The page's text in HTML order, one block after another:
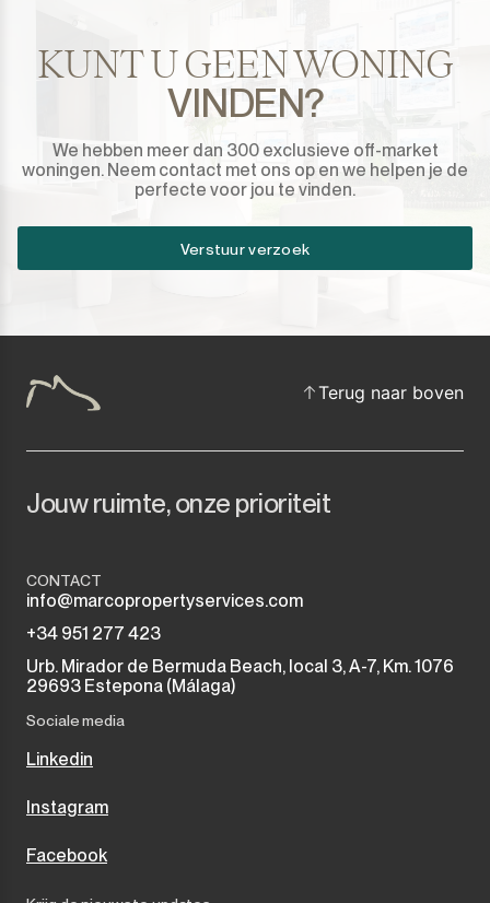
Valle Romano
Castellar de la Frontera
Jimena de la Frontera
Tarifa
KUNT U GEEN WONING
VINDEN?
We hebben meer dan 300 exclusieve off-market
woningen. Neem contact met ons op en we helpen je de
perfecte voor jou te vinden.
Verstuur verzoek
Terug naar boven
Jouw ruimte, onze prioriteit
CONTACT
info@marcopropertyservices.com
+34 951 277 423
Urb. Mirador de Bermuda Beach, local 3, A-7, Km. 1076
29693 Estepona (Málaga)
Sociale media
Linkedin
Instagram
Facebook